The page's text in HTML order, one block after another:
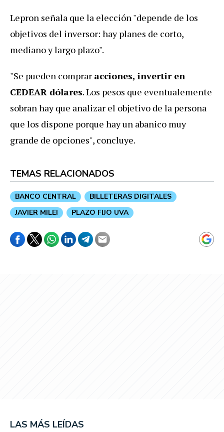
Lepron señala que la elección "depende de los
objetivos del inversor: hay planes de corto,
mediano y largo plazo".
"Se pueden comprar acciones, invertir en
CEDEAR dólares. Los pesos que eventualemente
sobran hay que analizar el objetivo de la persona
que los dispone porque hay un abanico muy
grande de opciones", concluye.
TEMAS RELACIONADOS
BANCO CENTRAL
BILLETERAS DIGITALES
JAVIER MILEI
PLAZO FIJO UVA
LAS MÁS LEÍDAS